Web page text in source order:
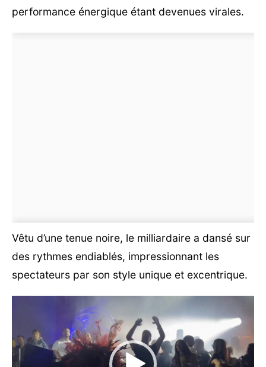
performance énergique étant devenues virales.
Vêtu d’une tenue noire, le milliardaire a dansé sur
des rythmes endiablés, impressionnant les
spectateurs par son style unique et excentrique.